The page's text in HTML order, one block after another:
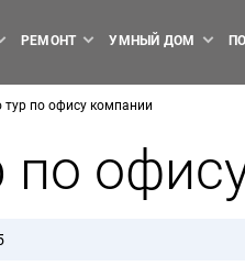
РЕМОНТ УМНЫЙ ДОМ
тур по офису компании
по